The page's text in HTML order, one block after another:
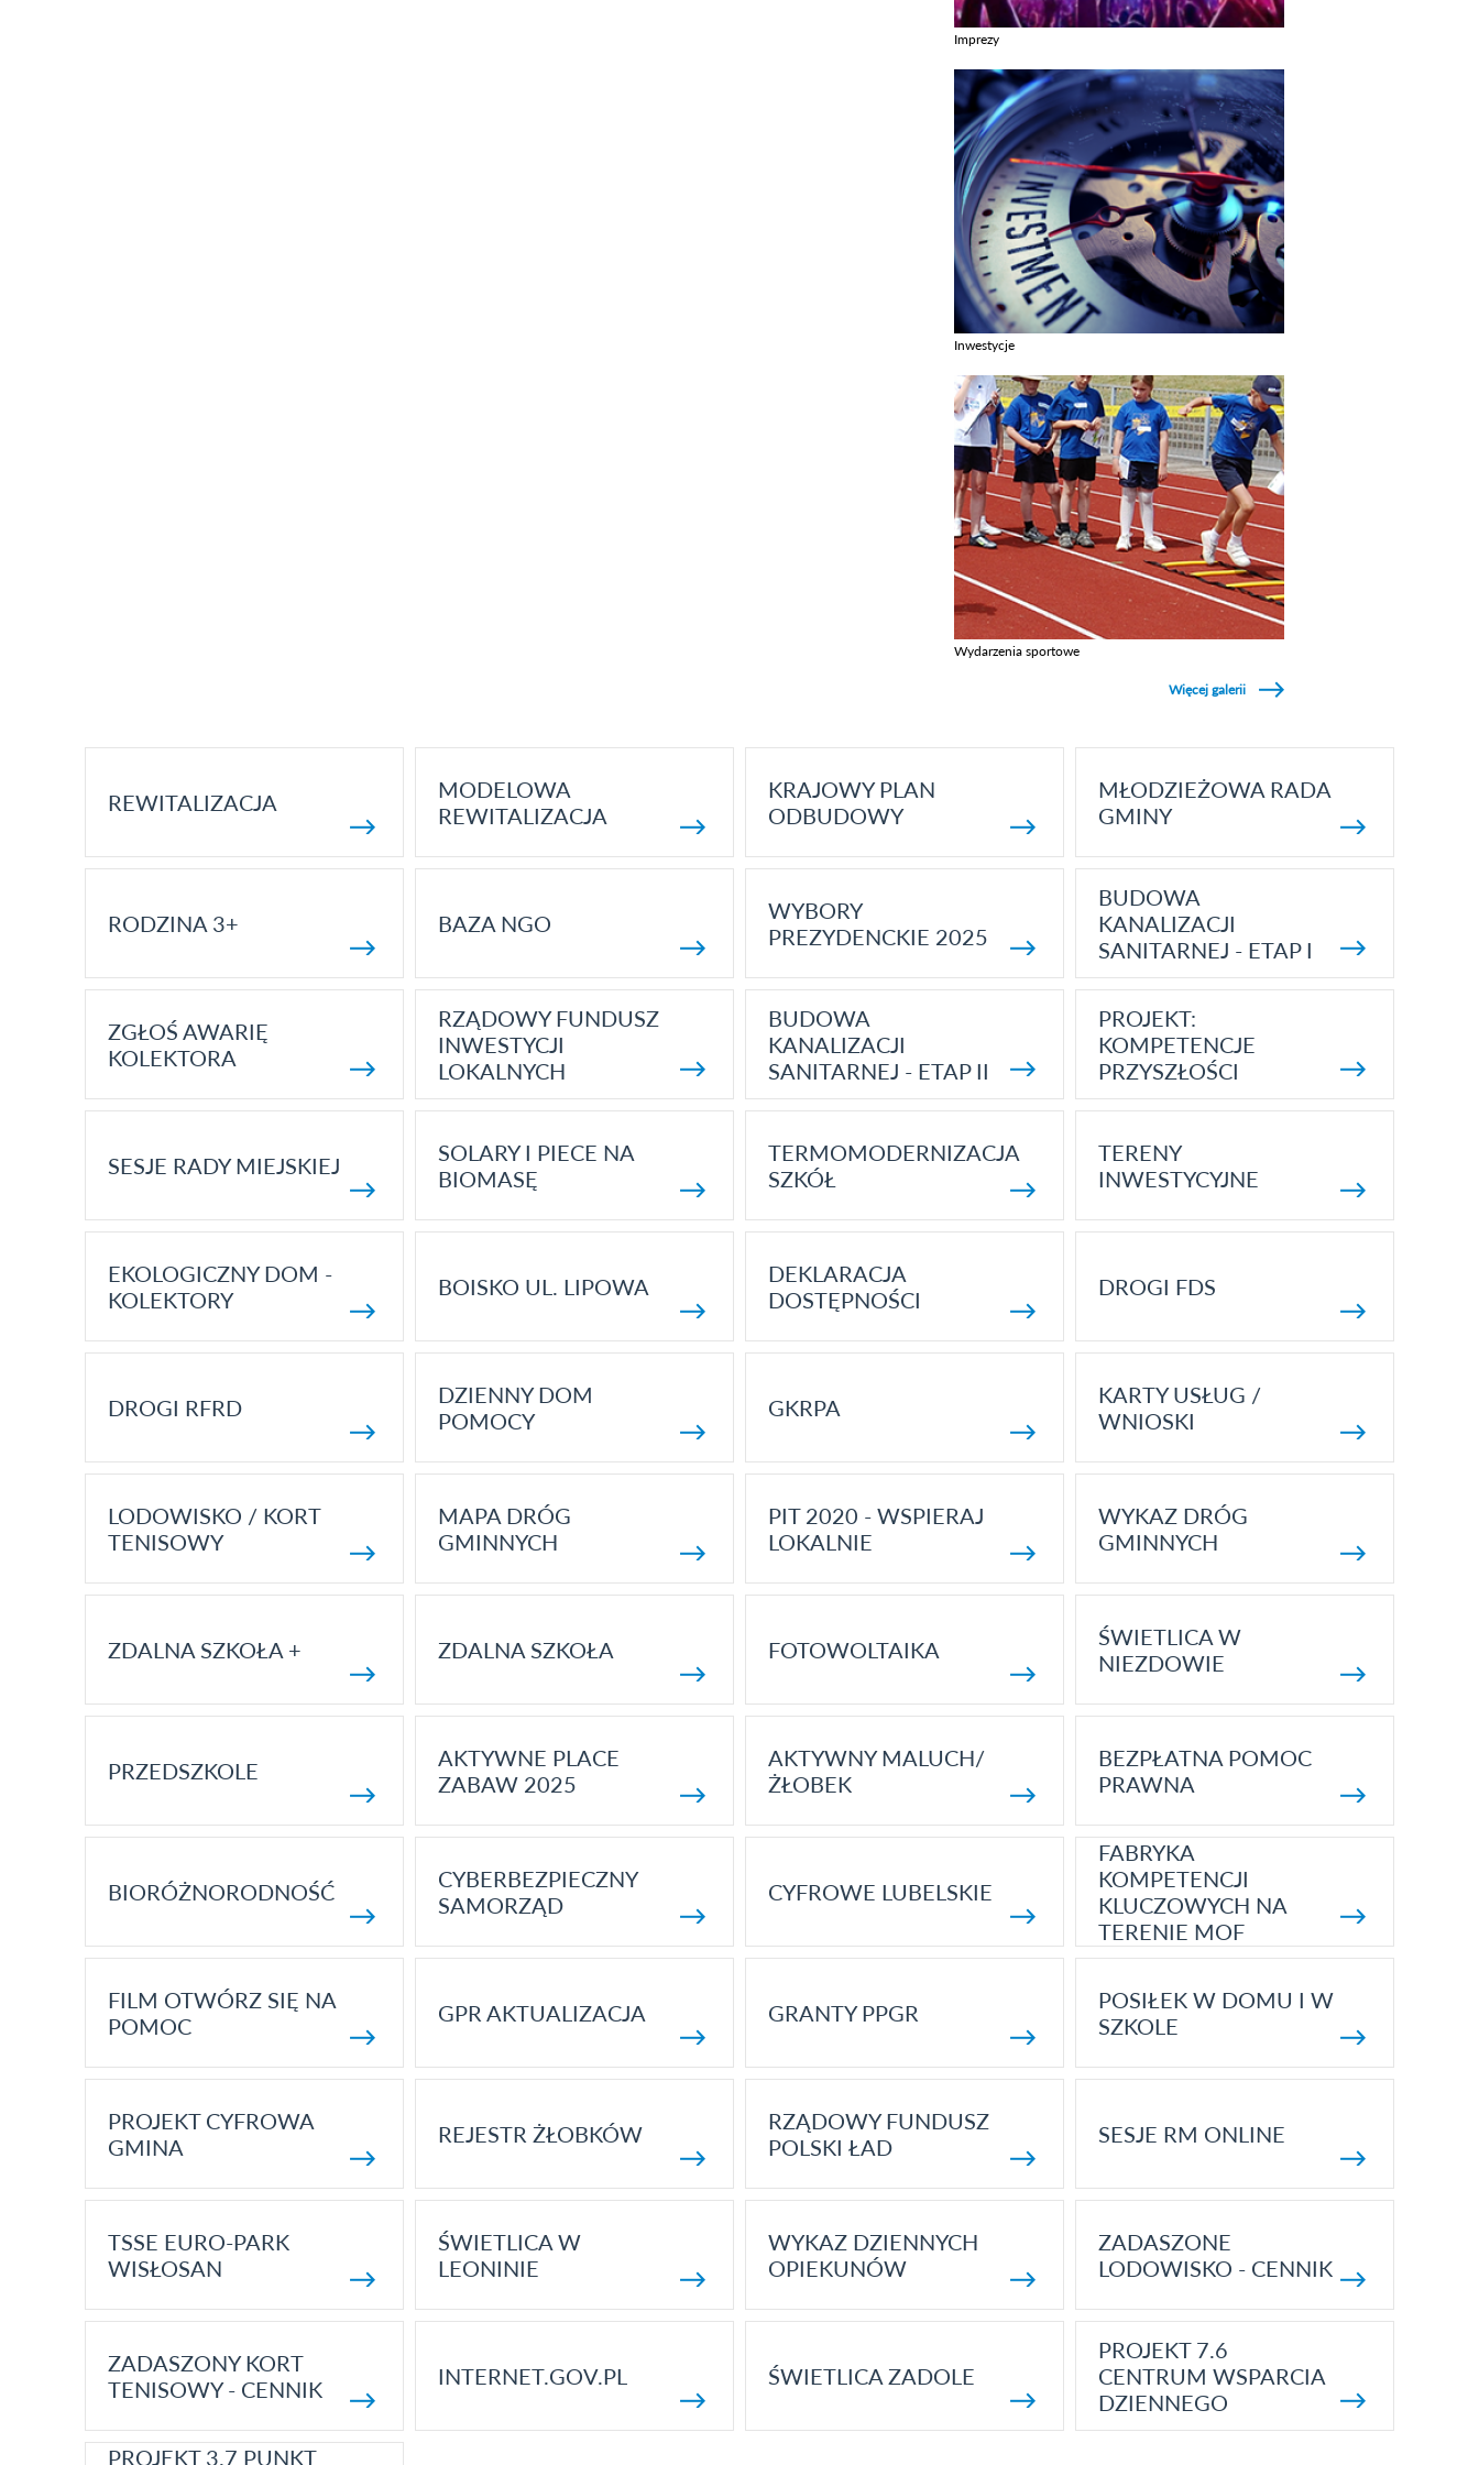
Imprezy
Inwestycje
Wydarzenia sportowe
Więcej galerii
REWITALIZACJA
MODELOWA
REWITALIZACJA
KRAJOWY PLAN
ODBUDOWY
MŁODZIEŻOWA RADA
GMINY
RODZINA 3+ BAZA NGO
WYBORY
PREZYDENCKIE 2025
BUDOWA
KANALIZACJI
SANITARNEJ - ETAP I
ZGŁOŚ AWARIĘ
KOLEKTORA
RZĄDOWY FUNDUSZ
INWESTYCJI
LOKALNYCH
BUDOWA
KANALIZACJI
SANITARNEJ - ETAP II
PROJEKT:
KOMPETENCJE
PRZYSZŁOŚCI
SESJE RADY MIEJSKIEJ
SOLARY I PIECE NA
BIOMASĘ
TERMOMODERNIZACJA
SZKÓŁ
TERENY
INWESTYCYJNE
EKOLOGICZNY DOM -
KOLEKTORY
BOISKO UL. LIPOWA
DEKLARACJA
DOSTĘPNOŚCI
DROGI FDS
DROGI RFRD
DZIENNY DOM
POMOCY
GKRPA
KARTY USŁUG /
WNIOSKI
LODOWISKO / KORT
TENISOWY
MAPA DRÓG
GMINNYCH
PIT 2020 - WSPIERAJ
LOKALNIE
WYKAZ DRÓG
GMINNYCH
ZDALNA SZKOŁA + ZDALNA SZKOŁA FOTOWOLTAIKA
ŚWIETLICA W
NIEZDOWIE
PRZEDSZKOLE
AKTYWNE PLACE
ZABAW 2025
AKTYWNY MALUCH/
ŻŁOBEK
BEZPŁATNA POMOC
PRAWNA
BIORÓŻNORODNOŚĆ
CYBERBEZPIECZNY
SAMORZĄD
CYFROWE LUBELSKIE
FABRYKA
KOMPETENCJI
KLUCZOWYCH NA
TERENIE MOF
FILM OTWÓRZ SIĘ NA
POMOC
GPR AKTUALIZACJA GRANTY PPGR
POSIŁEK W DOMU I W
SZKOLE
PROJEKT CYFROWA
GMINA
REJESTR ŻŁOBKÓW
RZĄDOWY FUNDUSZ
POLSKI ŁAD
SESJE RM ONLINE
TSSE EURO-PARK
WISŁOSAN
ŚWIETLICA W
LEONINIE
WYKAZ DZIENNYCH
OPIEKUNÓW
ZADASZONE
LODOWISKO - CENNIK
ZADASZONY KORT
TENISOWY - CENNIK
INTERNET.GOV.PL ŚWIETLICA ZADOLE
PROJEKT 7.6
CENTRUM WSPARCIA
DZIENNEGO
PROJEKT 3.7 PUNKT